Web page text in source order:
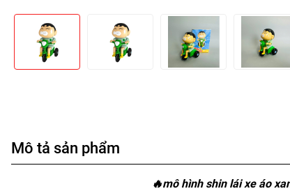
Mô tả sản phẩm
🔥mô hình shin lái xe áo